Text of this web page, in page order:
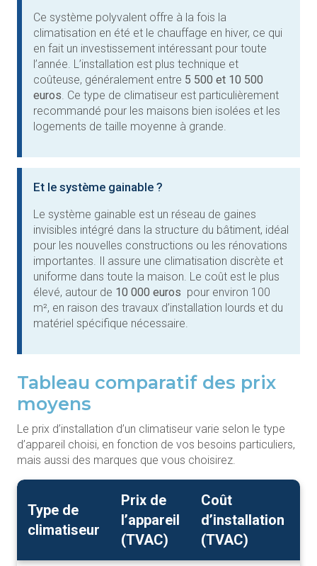
Ce système polyvalent offre à la fois la
climatisation en été et le chauffage en hiver, ce qui
en fait un investissement intéressant pour toute
l’année. L’installation est plus technique et
coûteuse, généralement entre 5 500 et 10 500
euros. Ce type de climatiseur est particulièrement
recommandé pour les maisons bien isolées et les
logements de taille moyenne à grande.
Et le système gainable ?
Le système gainable est un réseau de gaines
invisibles intégré dans la structure du bâtiment, idéal
pour les nouvelles constructions ou les rénovations
importantes. Il assure une climatisation discrète et
uniforme dans toute la maison. Le coût est le plus
élevé, autour de 10 000 euros pour environ 100
m², en raison des travaux d’installation lourds et du
matériel spécifique nécessaire.
Tableau comparatif des prix
moyens
Le prix d’installation d’un climatiseur varie selon le type
d’appareil choisi, en fonction de vos besoins particuliers,
mais aussi des marques que vous choisirez.
Type de
climatiseur
Prix de
l’appareil
(TVAC)
Coût
d’installation
(TVAC)